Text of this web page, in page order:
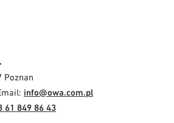
Poznan
info@owa.com.pl
61 849 86 43